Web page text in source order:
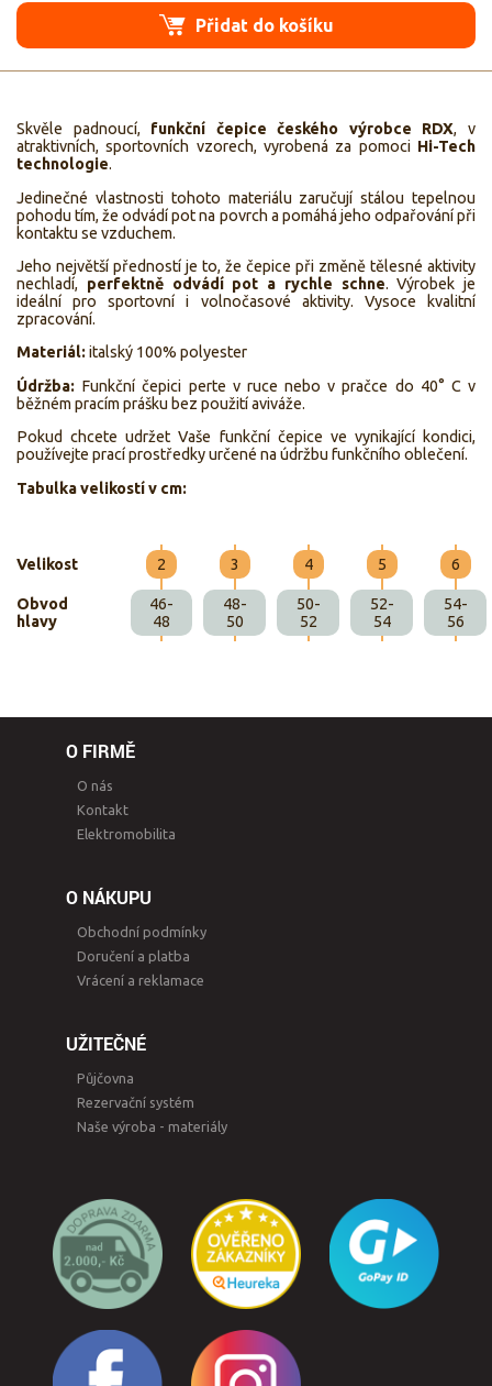
Přidat do košíku
Skvěle padnoucí, funkční čepice českého výrobce RDX, v
atraktivních, sportovních vzorech, vyrobená za pomoci Hi-Tech
technologie.
Jedinečné vlastnosti tohoto materiálu zaručují stálou tepelnou
pohodu tím, že odvádí pot na povrch a pomáhá jeho odpařování při
kontaktu se vzduchem.
Jeho největší předností je to, že čepice při změně tělesné aktivity
nechladí, perfektně odvádí pot a rychle schne. Výrobek je
ideální pro sportovní i volnočasové aktivity. Vysoce kvalitní
zpracování.
Materiál:italský 100% polyester
Údržba: Funkční čepici perte v ruce nebo v pračce do 40° C v
běžném pracím prášku bez použití aviváže.
Pokud chcete udržet Vaše funkční čepice ve vynikající kondici,
používejte prací prostředky určené na údržbu funkčního oblečení.
Tabulka velikostí v cm:
Velikost 2 3 4 5 6
Obvod
hlavy
46-
48
48-
50
50-
52
52-
54
54-
56
O FIRMĚ
O nás
Kontakt
Elektromobilita
O NÁKUPU
Obchodní podmínky
Doručení a platba
Vrácení a reklamace
UŽITEČNÉ
Půjčovna
Rezervační systém
Naše výroba - materiály